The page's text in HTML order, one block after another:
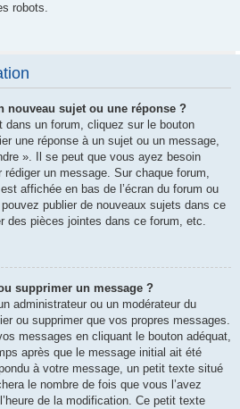
robots.
nouveau sujet ou une réponse ?
dans un forum, cliquez sur le bouton
une réponse à un sujet ou un message,
». Il se peut que vous ayez besoin
un message. Sur chaque forum,
affichée en bas de l’écran du forum ou
publier de nouveaux sujets dans ce
des pièces jointes dans ce forum, etc.
supprimer un message ?
administrateur ou un modérateur du
ou supprimer que vos propres messages.
messages en cliquant le bouton adéquat,
après que le message initial ait été
à votre message, un petit texte situé
le nombre de fois que vous l’avez
de la modification. Ce petit texte